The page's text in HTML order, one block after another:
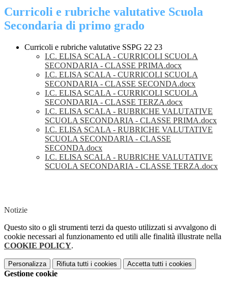
Curricoli e rubriche valutative Scuola
Secondaria di primo grado
Curricoli e rubriche valutative SSPG 22 23
I.C. ELISA SCALA - CURRICOLI SCUOLA
SECONDARIA - CLASSE PRIMA.docx
I.C. ELISA SCALA - CURRICOLI SCUOLA
SECONDARIA - CLASSE SECONDA.docx
I.C. ELISA SCALA - CURRICOLI SCUOLA
SECONDARIA - CLASSE TERZA.docx
I.C. ELISA SCALA - RUBRICHE VALUTATIVE
SCUOLA SECONDARIA - CLASSE PRIMA.docx
I.C. ELISA SCALA - RUBRICHE VALUTATIVE
SCUOLA SECONDARIA - CLASSE
SECONDA.docx
I.C. ELISA SCALA - RUBRICHE VALUTATIVE
SCUOLA SECONDARIA - CLASSE TERZA.docx
Notizie
Questo sito o gli strumenti terzi da questo utilizzati si avvalgono di
cookie necessari al funzionamento ed utili alle finalità illustrate nella
COOKIE POLICY.
Personalizza Rifiuta tutti i cookies Accetta tutti i cookies
Gestione cookie